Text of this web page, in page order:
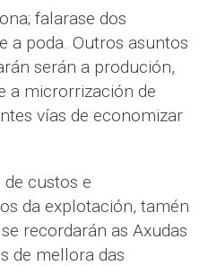
falarase dos
a poda. Outros asuntos
serán a produción,
a microrrización de
vías de economizar
custos e
da explotación, tamén
recordarán as Axudas
de mellora das